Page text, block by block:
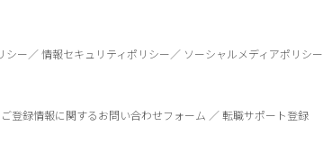
シー 情報セキュリティポリシー ソーシャルメディアポリシー
登録情報に関するお問い合わせフォーム 転職サポート登録